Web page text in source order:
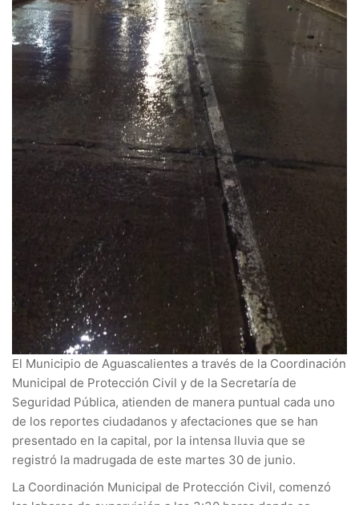
El Municipio de Aguascalientes a través de la Coordinación
Municipal de Protección Civil y de la Secretaría de
Seguridad Pública, atienden de manera puntual cada uno
de los reportes ciudadanos y afectaciones que se han
presentado en la capital, por la intensa lluvia que se
registró la madrugada de este martes 30 de junio.
La Coordinación Municipal de Protección Civil, comenzó